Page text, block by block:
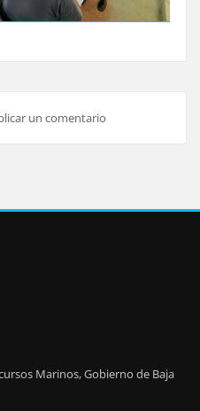
un comentario
Marinos, Gobierno de Baja